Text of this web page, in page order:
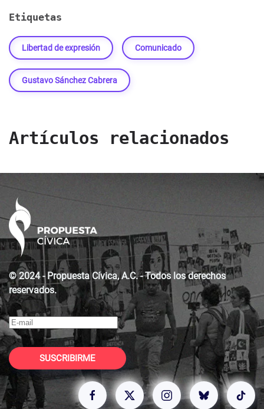
Etiquetas
Libertad de expresión Comunicado
Gustavo Sánchez Cabrera
Artículos relacionados
© 2024 - Propuesta Cívica, A.C. - Todos los derechos
reservados.
SUSCRIBIRME